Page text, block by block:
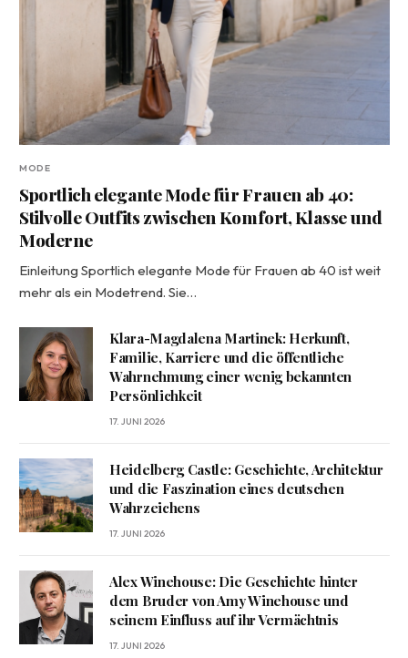
MODE
Sportlich elegante Mode für Frauen ab 40:
Stilvolle Outfits zwischen Komfort, Klasse und
Moderne
Einleitung Sportlich elegante Mode für Frauen ab 40 ist weit
mehr als ein Modetrend. Sie…
Klara-Magdalena Martinek: Herkunft,
Familie, Karriere und die öffentliche
Wahrnehmung einer wenig bekannten
Persönlichkeit
17. JUNI 2026
Heidelberg Castle: Geschichte, Architektur
und die Faszination eines deutschen
Wahrzeichens
17. JUNI 2026
Alex Winehouse: Die Geschichte hinter
dem Bruder von Amy Winehouse und
seinem Einfluss auf ihr Vermächtnis
17. JUNI 2026